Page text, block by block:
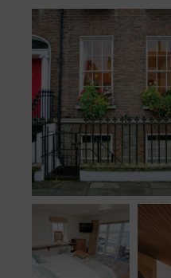
piace"